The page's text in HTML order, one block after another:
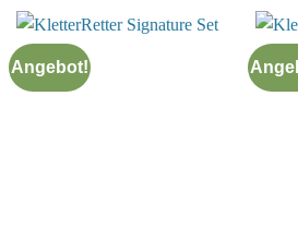
Angebot!